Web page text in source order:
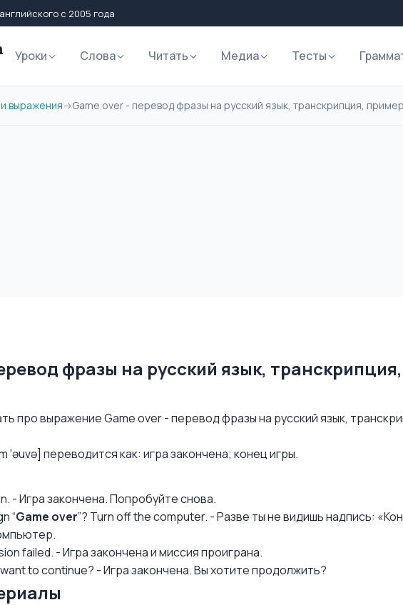
с 2005 года
Уроки Слова Читать Медиа Тесты
выражения→Game over - перевод фразы на русский язык, транскрипция,
фразы на русский язык, транскрипция,
про выражение Game over - перевод фразы на русский язык,
'əuvə] переводится как: игра закончена; конец игры.
- Игра закончена. Попробуйте снова.
“Game over”? Turn off the computer. - Разве ты не видишь надпись:
failed. - Игра закончена и миссия проиграна.
to continue? - Игра закончена. Вы хотите продолжить?